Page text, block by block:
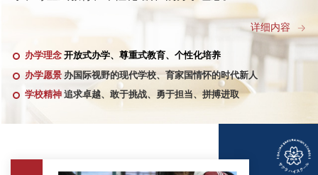
夏治刚是全国综合实践课程改革先进个人、辽宁省优秀
校长、辽宁省教材审定特聘专家、辽宁省校外教育联盟秘
书长、大连市劳动模范、辽宁省德育工作先进个人、大连
市优秀班主任、大连市优秀教师、大连市优秀教育工作
者，曾在多所普通高中、重点高中担任重要领导职务。任
学成绩等方面都发生了翻天覆地的变化，先后获评全国国
防教育先进校、辽宁省示范高中，辽宁省新课改典型经验
详细内容
办学理念 开放式办学、尊重式教育、个性化培养
办学愿景 办国际视野的现代学校、育家国情怀的时代新人
学校精神 追求卓越、敢于挑战、勇于担当、拼搏进取